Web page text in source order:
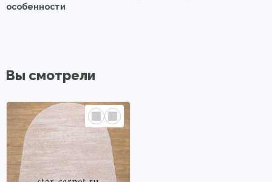
особенности
Вы смотрели